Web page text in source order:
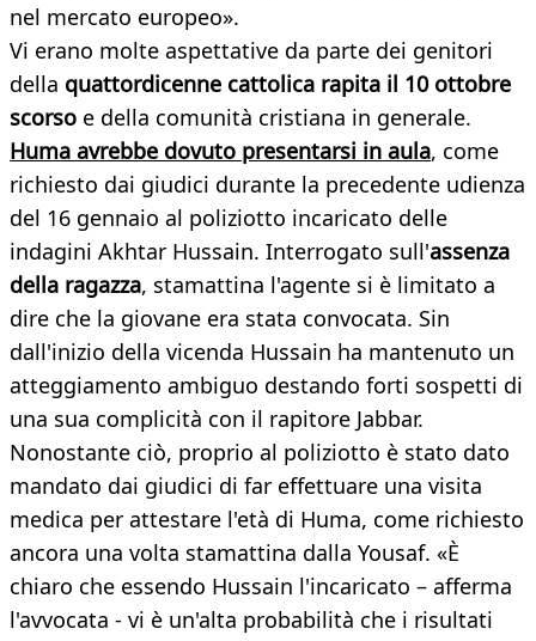
nel mercato europeo».
Vi erano molte aspettative da parte dei genitori
della quattordicenne cattolica rapita il 10 ottobre
scorso e della comunità cristiana in generale.
Huma avrebbe dovuto presentarsi in aula, come
richiesto dai giudici durante la precedente udienza
del 16 gennaio al poliziotto incaricato delle
indagini Akhtar Hussain. Interrogato sull'assenza
della ragazza, stamattina l'agente si è limitato a
dire che la giovane era stata convocata. Sin
dall'inizio della vicenda Hussain ha mantenuto un
atteggiamento ambiguo destando forti sospetti di
una sua complicità con il rapitore Jabbar.
Nonostante ciò, proprio al poliziotto è stato dato
mandato dai giudici di far effettuare una visita
medica per attestare l'età di Huma, come richiesto
ancora una volta stamattina dalla Yousaf. «È
chiaro che essendo Hussain l'incaricato – afferma
l'avvocata - vi è un'alta probabilità che i risultati